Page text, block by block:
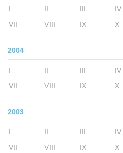
I II III IV
VII
VIII IX X
2004
I II III IV
VII
VIII IX X
2003
I II III IV
VII
VIII IX X